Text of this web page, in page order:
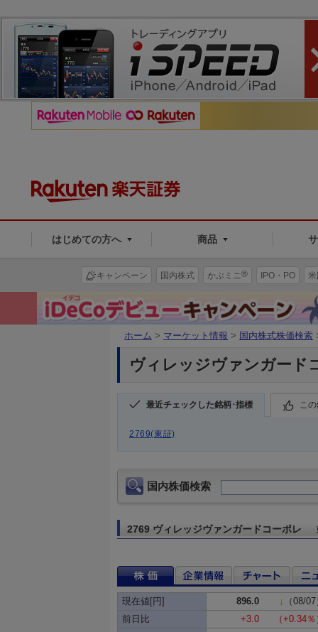
はじめての方へ 商品
キャンペーン 国内株式 かぶミニ ® IPO・PO
ホーム > マーケット情報 > 国内株式株価検索
ヴィレッジヴァンガード
最近チェックした銘柄･指標 こ
2769(東証)